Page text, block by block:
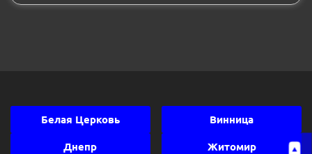
Белая Церковь
Винница
Днепр
Житомир